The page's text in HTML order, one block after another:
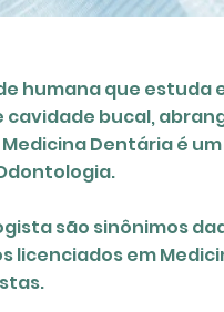
humanaque estuda
cavidade bucal,
Medicina Dentária é
são sinônimos
licenciados em